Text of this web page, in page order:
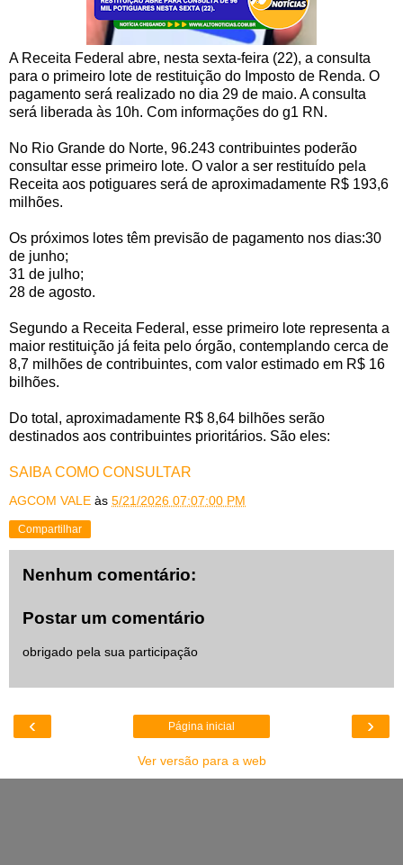
A Receita Federal abre, nesta sexta-feira (22), a consulta
para o primeiro lote de restituição do Imposto de Renda. O
pagamento será realizado no dia 29 de maio. A consulta
será liberada às 10h. Com informações do g1 RN.
No Rio Grande do Norte, 96.243 contribuintes poderão
consultar esse primeiro lote. O valor a ser restituído pela
Receita aos potiguares será de aproximadamente R$ 193,6
milhões.
Os próximos lotes têm previsão de pagamento nos dias:30
de junho;
31 de julho;
28 de agosto.
Segundo a Receita Federal, esse primeiro lote representa a
maior restituição já feita pelo órgão, contemplando cerca de
8,7 milhões de contribuintes, com valor estimado em R$ 16
bilhões.
Do total, aproximadamente R$ 8,64 bilhões serão
destinados aos contribuintes prioritários. São eles:
SAIBA COMO CONSULTAR
AGCOM VALE às 5/21/2026 07:07:00 PM
Compartilhar
Nenhum comentário:
Postar um comentário
obrigado pela sua participação
‹ ›
Página inicial
Ver versão para a web